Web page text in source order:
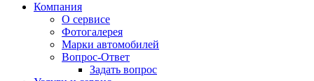
Компания
О сервисе
Фотогалерея
Марки автомобилей
Вопрос-Ответ
Задать вопрос